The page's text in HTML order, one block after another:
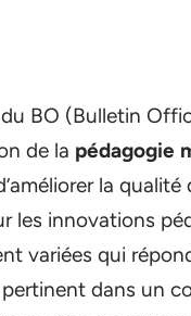
BO (Bulletin
de la pédagogie
la
les innovations
variées qui
dans un